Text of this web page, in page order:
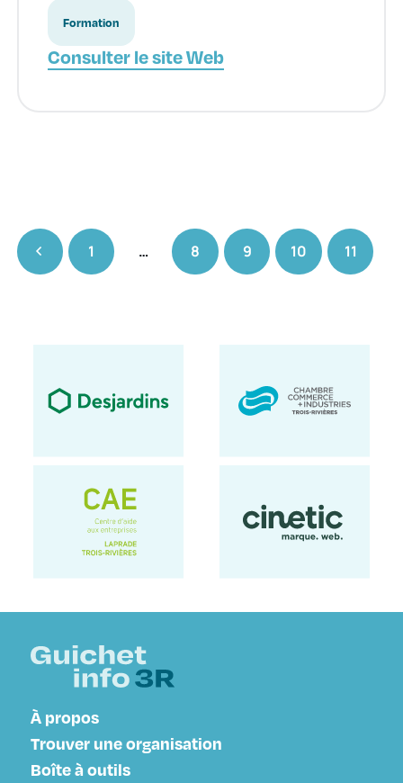
Formation
Consulter le site Web
1 … 8 9 10 11
À propos
Trouver une organisation
Boîte à outils